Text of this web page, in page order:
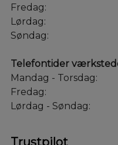
Fredag:
Lørdag:
Søndag:
Telefontider
Mandag - Torsdag:
Fredag:
Lørdag - Søndag: